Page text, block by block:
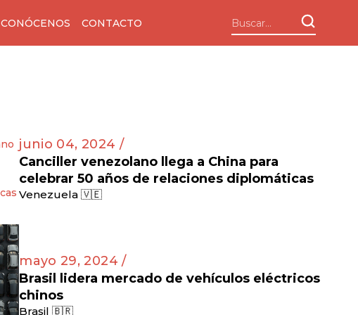
CONÓCENOS CONTACTO
junio 04, 2024 /
Canciller venezolano llega a China para
celebrar 50 años de relaciones diplomáticas
Venezuela 🇻🇪
mayo 29, 2024 /
Brasil lidera mercado de vehículos eléctricos
chinos
Brasil 🇧🇷